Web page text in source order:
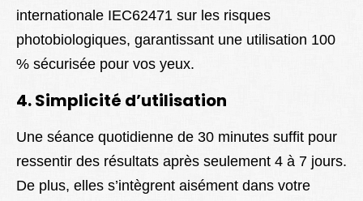
internationale IEC62471 sur les risques
photobiologiques, garantissant une utilisation 100
% sécurisée pour vos yeux.
4. Simplicité d’utilisation
Une séance quotidienne de 30 minutes suffit pour
ressentir des résultats après seulement 4 à 7 jours.
De plus, elles s’intègrent aisément dans votre